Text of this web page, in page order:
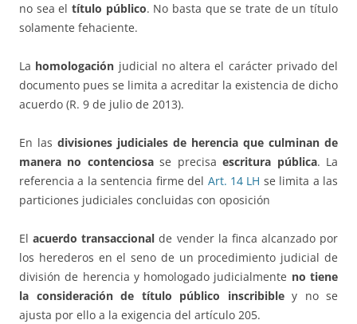
no sea el título público. No basta que se trate de un título
solamente fehaciente.
La homologación judicial no altera el carácter privado del
documento pues se limita a acreditar la existencia de dicho
acuerdo (R. 9 de julio de 2013).
En las divisiones judiciales de herencia que culminan de
manera no contenciosase precisaescritura pública. La
referencia a la sentencia firme del Art. 14 LH se limita a las
particiones judiciales concluidas con oposición
Elacuerdo transaccional de vender la finca alcanzado por
los herederos en el seno de un procedimiento judicial de
división de herencia y homologado judicialmente no tiene
la consideración de título público inscribibley no se
ajusta por ello a la exigencia del artículo 205.